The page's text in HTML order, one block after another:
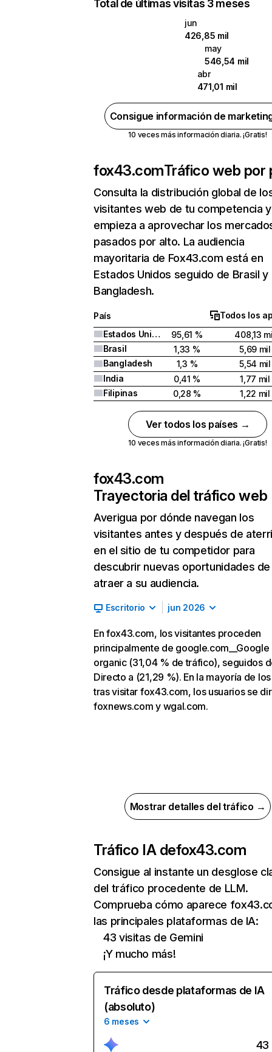
Total de últimas visitas 3 meses
jun
426,85 mil
may
546,54 mil
abr
471,01 mil
Consigue información de
10 veces más información diaria. ¡Gratis!
fox43.comTráfico web por
Consulta la distribución global de
visitantes web de tu competencia y
empieza a aprovechar los
pasados por alto. La audiencia
mayoritaria de Fox43.com está en
Estados Unidos seguido de Brasil y
Bangladesh.
País
Todos los
Estados Unidos
95,61 %
408,13
Brasil
1,33 %
5,69 mil
Bangladesh
1,3 %
5,54 mil
India
0,41 %
1,77 mil
Filipinas
0,28 % 1,22 mil
Ver todos los países →
10 veces más información diaria. ¡Gratis!
fox43.com
Trayectoria del tráfico web
Averigua por dónde navegan los
visitantes antes y después de
en el sitio de tu competidor para
descubrir nuevas oportunidades de
atraer a su audiencia.
Escritorio jun 2026
En fox43.com, los visitantes proceden
principalmente de google.com__Google
organic (31,04 % de tráfico), seguidos
Directo a (21,29 %). En la mayoría de
tras visitar fox43.com, los usuarios se
foxnews.com y wgal.com.
Mostrar detalles del tráfico →
Tráfico IA defox43.com
Consigue al instante un desglose
del tráfico procedente de LLM.
Comprueba cómo aparece
las principales plataformas de IA:
43 visitas de Gemini
¡Y mucho más!
Tráfico desde plataformas de IA
(absoluto)
6 meses
43